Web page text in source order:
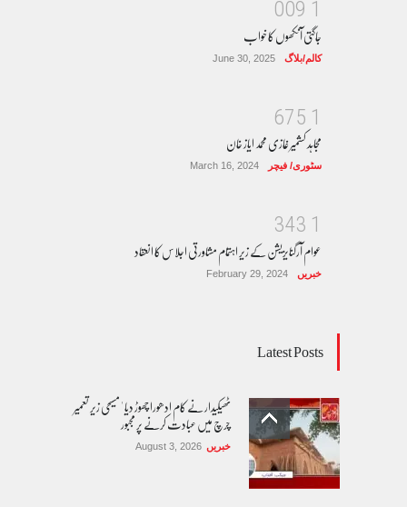
1
9
0
0
جاگتی آنکھوں کا خواب
کالم/بلاگ June 30, 2025
1
5
7
6
مجاہد کشمیر غازی محمد ایاز خان
سٹوری/ فیچر March 16, 2024
1
3
4
3
عوام آرگنایزیشن کے زیر اہتمام مشاورتی اجلاس کا انعقاد
خبریں February 29, 2024
Latest Posts
ٹھیکیدار نے کام ادھورا چھوڑ دیا ' مسیحی زیر تعمیر
چرچ میں عبادت کرنے پر مجبور
خبریں August 3, 2026